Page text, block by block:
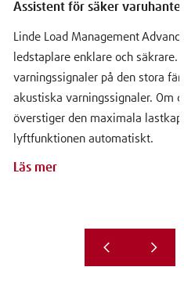
Assistent för säker
Linde Load Management
ledstaplare enklare och
varningssignaler på den stora
akustiska varningssignaler. Om
överstiger den maximala
lyftfunktionen automatiskt.
Läs mer